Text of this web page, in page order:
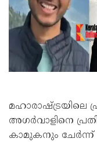
മഹാരാഷ്ട്രയിലെ
അഗർവാളിനെ
കാമുകനും